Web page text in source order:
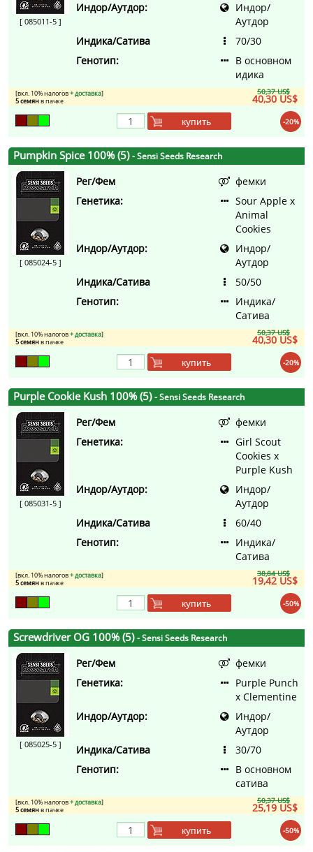
[ 085011-5 ]
Индор/Аутдор:
Индор/
Аутдор
Индика/Сатива
70/30
Генотип:
В основном
идика
50,37 US$
40,30 US$
[вкл. 10% налогов+ доставка]
5 семянв пачке
-20%
купить
Pumpkin Spice 100% (5)- Sensi Seeds Research
[ 085024-5 ]
Рег/Фем
фемки
Генетика:
Sour Apple x
Animal
Cookies
Индор/Аутдор:
Индор/
Аутдор
Индика/Сатива
50/50
Генотип:
Индика/
Сатива
50,37 US$
40,30 US$
[вкл. 10% налогов+ доставка]
5 семянв пачке
-20%
купить
Purple Cookie Kush 100% (5)- Sensi Seeds Research
[ 085031-5 ]
Рег/Фем
фемки
Генетика:
Girl Scout
Cookies x
Purple Kush
Индор/Аутдор:
Индор/
Аутдор
Индика/Сатива
60/40
Генотип:
Индика/
Сатива
38,84 US$
19,42 US$
[вкл. 10% налогов+ доставка]
5 семянв пачке
-50%
купить
Screwdriver OG 100% (5)- Sensi Seeds Research
[ 085025-5 ]
Рег/Фем
фемки
Генетика:
Purple Punch
x Clementine
Индор/Аутдор:
Индор/
Аутдор
Индика/Сатива
30/70
Генотип:
В основном
сатива
50,37 US$
25,19 US$
[вкл. 10% налогов+ доставка]
5 семянв пачке
-50%
купить